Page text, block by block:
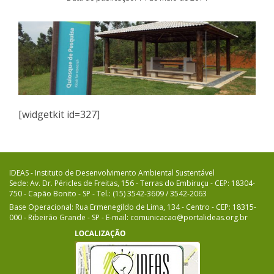
[widgetkit id=327]
IDEAS - Instituto de Desenvolvimento Ambiental Sustentável
Sede: Av. Dr. Péricles de Freitas, 156 - Terras do Embiruçu - CEP: 18304-
750 - Capão Bonito - SP - Tel.: (15) 3542-3609 / 3542-2063
Base Operacional: Rua Ermenegildo de Lima, 134 - Centro - CEP: 18315-
000 - Ribeirão Grande - SP - E-mail: comunicacao@portalideas.org.br